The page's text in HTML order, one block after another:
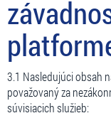
3.1 Nasledujúci obsah
považovaný za
súvisiacich služieb: